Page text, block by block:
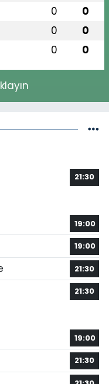
0 0
0 0
0 0
21:30
19:00
19:00
21:30
21:30
19:00
21:30